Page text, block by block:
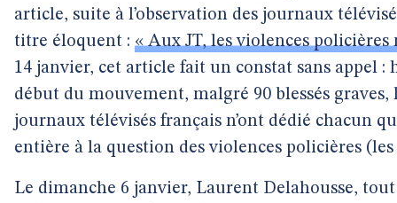
article, suite à l’observation des journaux
titre éloquent : « Aux JT, les violences policières
14 janvier, cet article fait un constat sans appel :
début du mouvement, malgré 90 blessés
journaux télévisés français n’ont dédié chacun
entière à la question des violences policières
Le dimanche 6 janvier, Laurent Delahousse,